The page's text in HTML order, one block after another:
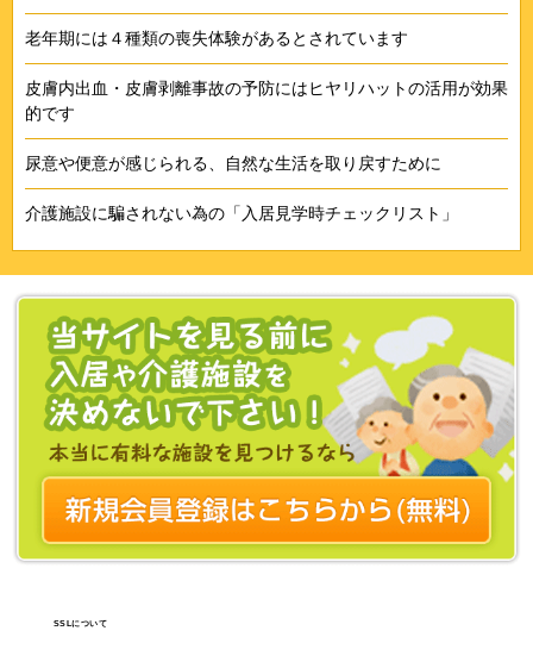
老年期には４種類の喪失体験があるとされています
皮膚内出血・皮膚剥離事故の予防にはヒヤリハットの活用が効果
的です
尿意や便意が感じられる、自然な生活を取り戻すために
介護施設に騙されない為の「入居見学時チェックリスト」
SSLについて